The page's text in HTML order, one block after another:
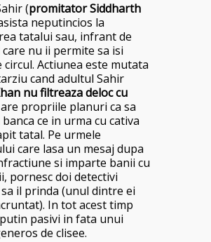
(promitator Siddharth
neputincios la
tatalui sau, infrant de
nu ii permite sa isi
circul. Actiunea este mutata
cand adultul Sahir
nu filtreaza deloc cu
propriile planuri ca sa
ce in urma cu cativa
tatal. Pe urmele
care lasa un mesaj dupa
si imparte banii cu
pornesc doi detectivi
il prinda (unul dintre ei
In tot acest timp
pasivi in fata unui
de clisee.